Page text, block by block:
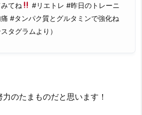
てね
#リエトレ #昨日のトレーニ
#タンパク質とグルタミンで強化ね
タグラムより）
のたまものだと思います！